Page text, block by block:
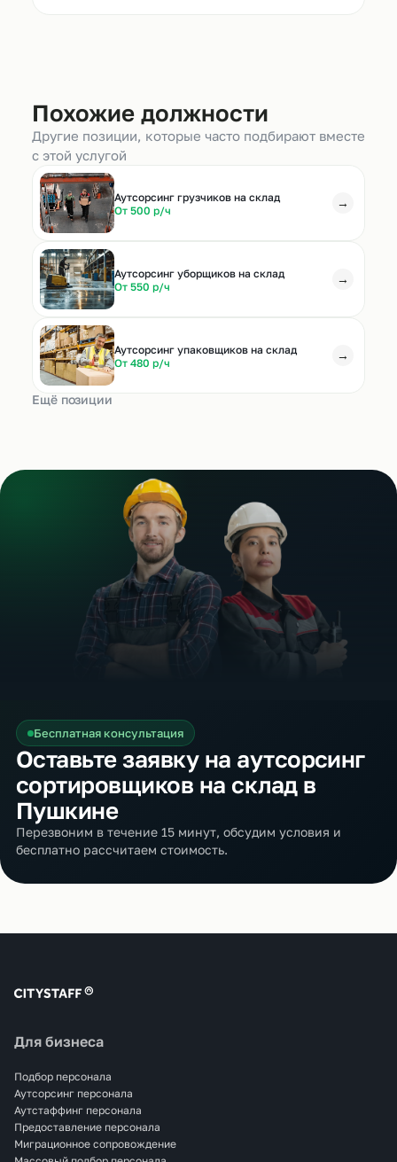
Похожие должности
Другие позиции, которые часто подбирают вместе
с этой услугой
Аутсорсинг грузчиков на склад
От 500 р/ч
→
Аутсорсинг уборщиков на склад
От 550 р/ч
→
Аутсорсинг упаковщиков на склад
От 480 р/ч
→
Ещё позиции
Бесплатная консультация
Оставьте заявку на аутсорсинг
сортировщиков на склад в
Пушкине
Перезвоним в течение 15 минут, обсудим условия и
бесплатно рассчитаем стоимость.
Для бизнеса
Подбор персонала
Аутсорсинг персонала
Аутстаффинг персонала
Предоставление персонала
Миграционное сопровождение